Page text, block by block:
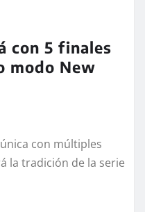
con 5 finales
modo New
con múltiples
la tradición de la serie